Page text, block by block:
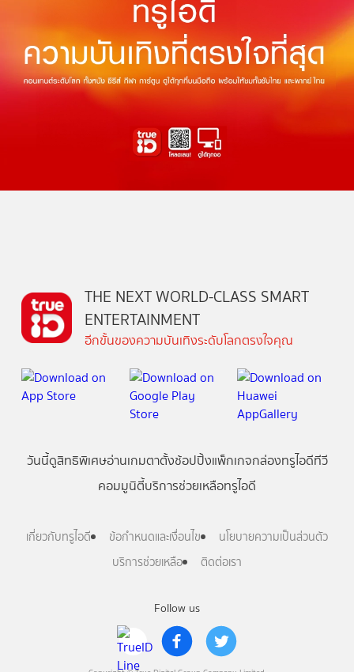
Follow us
THE NEXT WORLD-CLASS SMART
ENTERTAINMENT
อีกขั้นของความบันเทิงระดับโลกตรงใจคุณ
วันนี้ดูสิทธิพิเศษอ่านเกมตาตั้งช้อปปิ้งแพ็กเกจกล่องทรูไอดีทีวี
คอมมูนิตี้บริการช่วยเหลือทรูไอดี
เกี่ยวกับทรูไอดี ข้อกำหนดและเงื่อนไข
นโยบายความเป็นส่วนตัว
บริการช่วยเหลือ
ติดต่อเรา